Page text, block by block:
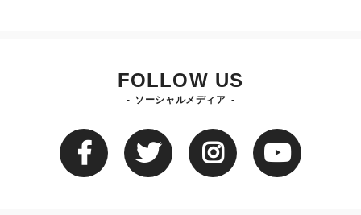
FOLLOW US
ソーシャルメディア